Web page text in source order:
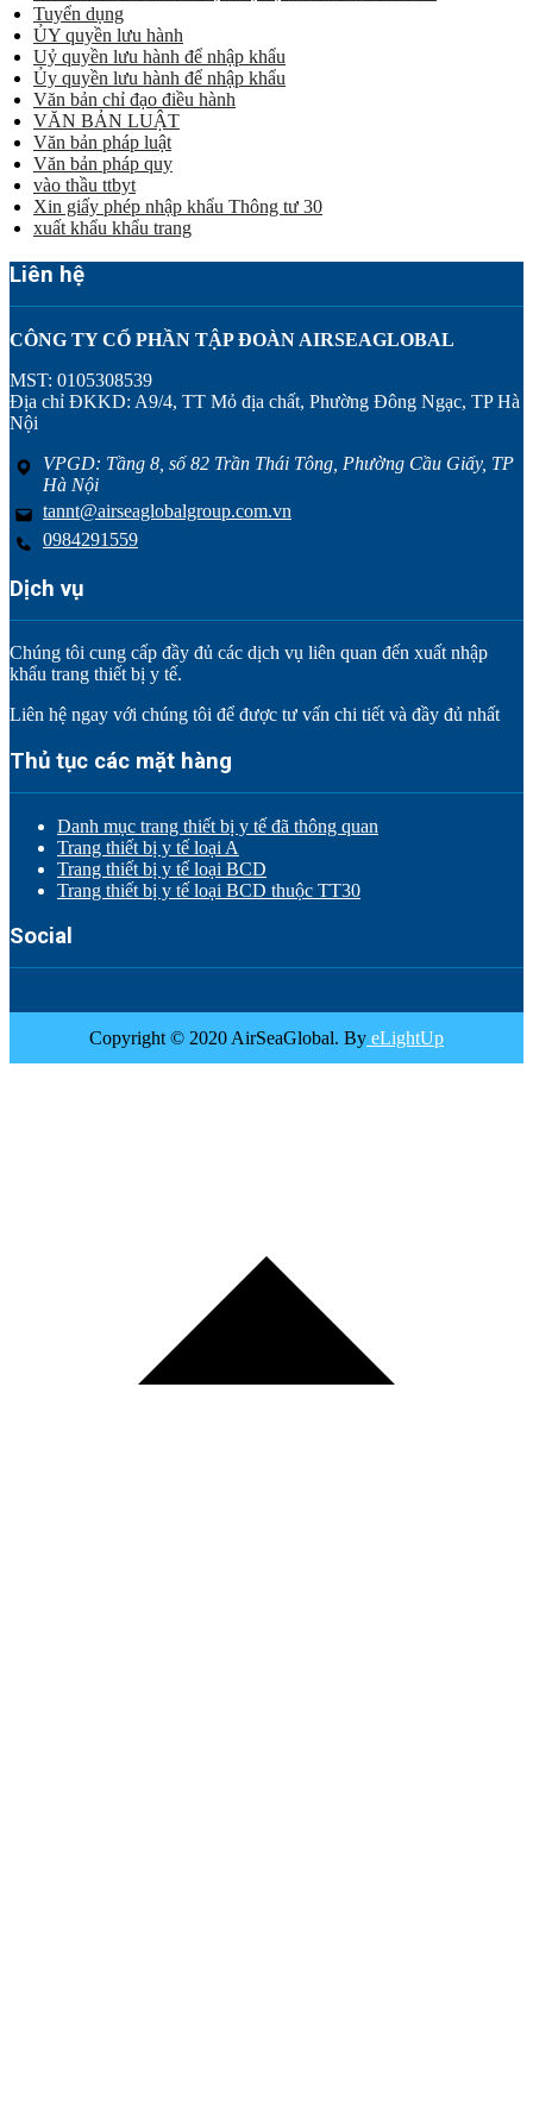
Tuyển dụng
ỦY quyền lưu hành
Uỷ quyền lưu hành để nhập khẩu
Ủy quyền lưu hành để nhập khẩu
Văn bản chỉ đạo điều hành
VĂN BẢN LUẬT
Văn bản pháp luật
Văn bản pháp quy
vào thầu ttbyt
Xin giấy phép nhập khẩu Thông tư 30
xuất khẩu khẩu trang
Liên hệ
CÔNG TY CỔ PHẦN TẬP ĐOÀN AIRSEAGLOBAL
MST: 0105308539
Địa chỉ ĐKKD: A9/4, TT Mỏ địa chất, Phường Đông Ngạc, TP Hà
Nội
VPGD: Tầng 8, số 82 Trần Thái Tông, Phường Cầu Giấy, TP
Hà Nội
tannt@airseaglobalgroup.com.vn
0984291559
Dịch vụ
Chúng tôi cung cấp đầy đủ các dịch vụ liên quan đến xuất nhập
khẩu trang thiết bị y tế.
Liên hệ ngay với chúng tôi để được tư vấn chi tiết và đầy đủ nhất
Thủ tục các mặt hàng
Danh mục trang thiết bị y tế đã thông quan
Trang thiết bị y tế loại A
Trang thiết bị y tế loại BCD
Trang thiết bị y tế loại BCD thuộc TT30
Social
Copyright © 2020 AirSeaGlobal. By eLightUp